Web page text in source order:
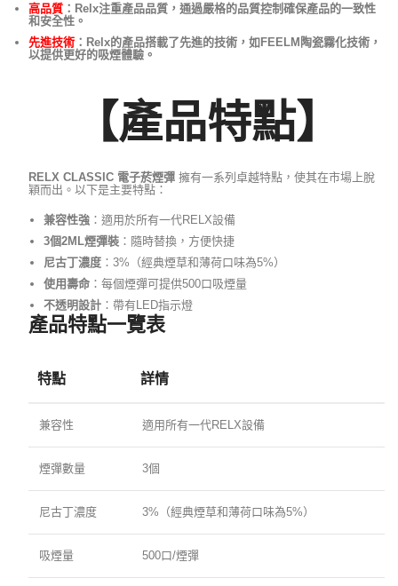
高品質 ：Relx注重產品品質，通過嚴格的品質控制確保產品的一致性
和安全性。
先進技術 ：Relx的產品搭載了先進的技術，如FEELM陶瓷霧化技術，
以提供更好的吸煙體驗。
【產品特點】
RELX CLASSIC 電子菸煙彈 擁有一系列卓越特點，使其在市場上脫
穎而出。以下是主要特點：
兼容性強 ：適用於所有一代RELX設備
3個2ML煙彈裝 ：隨時替換，方便快捷
尼古丁濃度 ：3%（經典煙草和薄荷口味為5%）
使用壽命 ：每個煙彈可提供500口吸煙量
不透明設計 ：帶有LED指示燈
產品特點一覽表
特點 詳情
兼容性 適用所有一代RELX設備
煙彈數量 3個
尼古丁濃度 3%（經典煙草和薄荷口味為5%）
吸煙量 500口/煙彈